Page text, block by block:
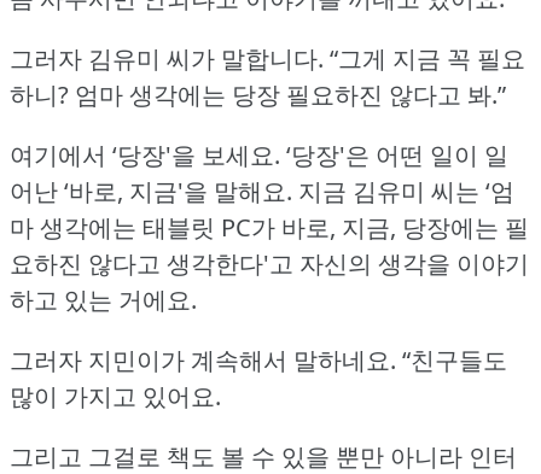
그러자 김유미 씨가 말합니다. “그게 지금 꼭 필요
하니? 엄마 생각에는 당장 필요하진 않다고 봐.”
여기에서 ‘당장'을 보세요. ‘당장'은 어떤 일이 일
어난 ‘바로, 지금'을 말해요. 지금 김유미 씨는 ‘엄
마 생각에는 태블릿 PC가 바로, 지금, 당장에는 필
요하진 않다고 생각한다'고 자신의 생각을 이야기
하고 있는 거에요.
그러자 지민이가 계속해서 말하네요. “친구들도
많이 가지고 있어요.
그리고 그걸로 책도 볼 수 있을 뿐만 아니라 인터